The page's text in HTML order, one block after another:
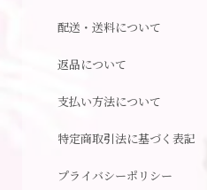
配送・送料について
返品について
支払い方法について
特定商取引法に基づく表記
プライバシーポリシー